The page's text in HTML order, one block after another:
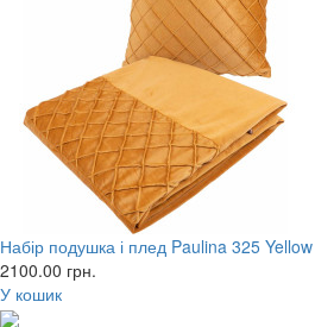
Набір подушка і плед Paulina 325 Yellow
2100.00 грн.
У кошик